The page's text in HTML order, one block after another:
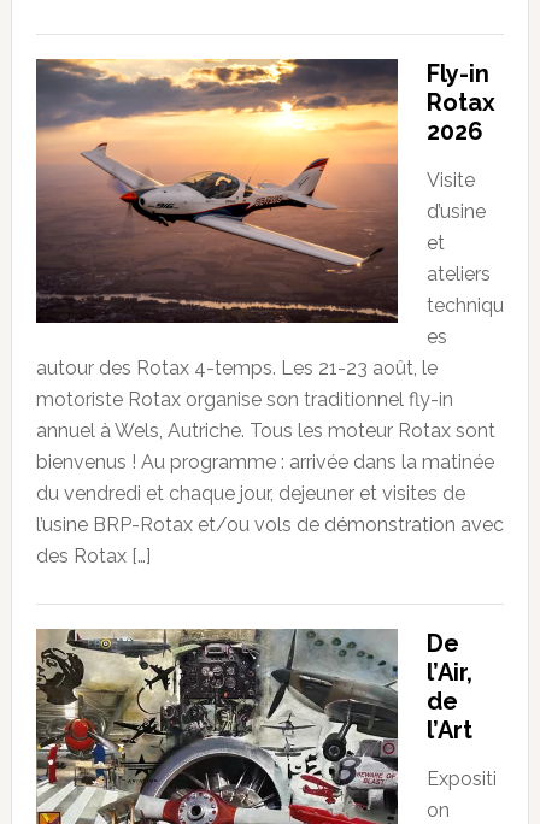
Fly-in
Rotax
2026
Visite
d’usine
et
ateliers
techniqu
es
autour des Rotax 4-temps. Les 21-23 août, le
motoriste Rotax organise son traditionnel fly-in
annuel à Wels, Autriche. Tous les moteur Rotax sont
bienvenus ! Au programme : arrivée dans la matinée
du vendredi et chaque jour, dejeuner et visites de
l’usine BRP-Rotax et/ou vols de démonstration avec
des Rotax […]
De
l’Air,
de
l’Art
Expositi
on